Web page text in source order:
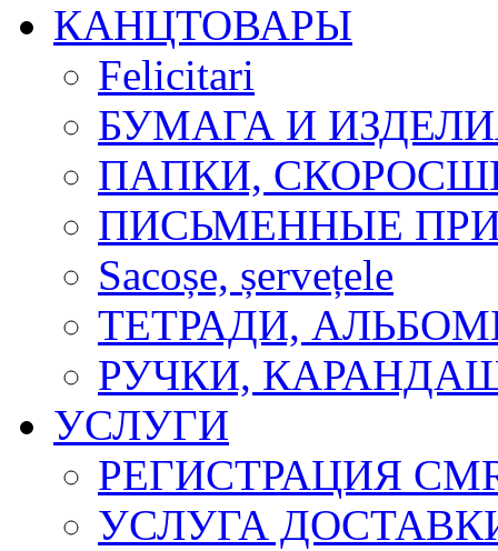
КАНЦТОВАРЫ
Felicitari
БУМАГА И
ПАПКИ,
ПИСЬМЕННЫЕ
Sacoșe, șervețele
ТЕТРАДИ,
РУЧКИ,
УСЛУГИ
РЕГИСТРАЦИЯ
УСЛУГА